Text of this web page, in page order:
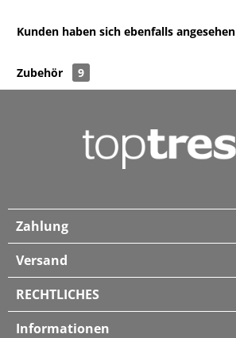
Kunden haben sich ebenfalls angesehen
Zubehör 9
Zahlung
Versand
RECHTLICHES
Informationen